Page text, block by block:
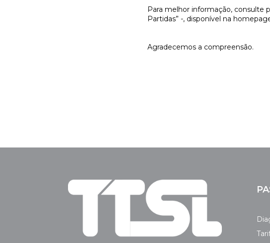
Para melhor informação, consulte
Partidas” -, disponível na
Agradecemos a compreensão.